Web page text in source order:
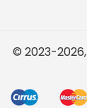
© 2023-